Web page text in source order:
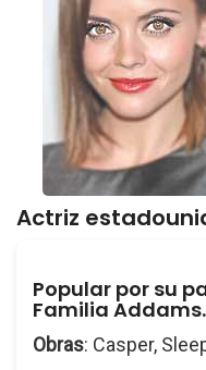
Actriz
Popular por su
Familia Addams.
Obras: Casper,